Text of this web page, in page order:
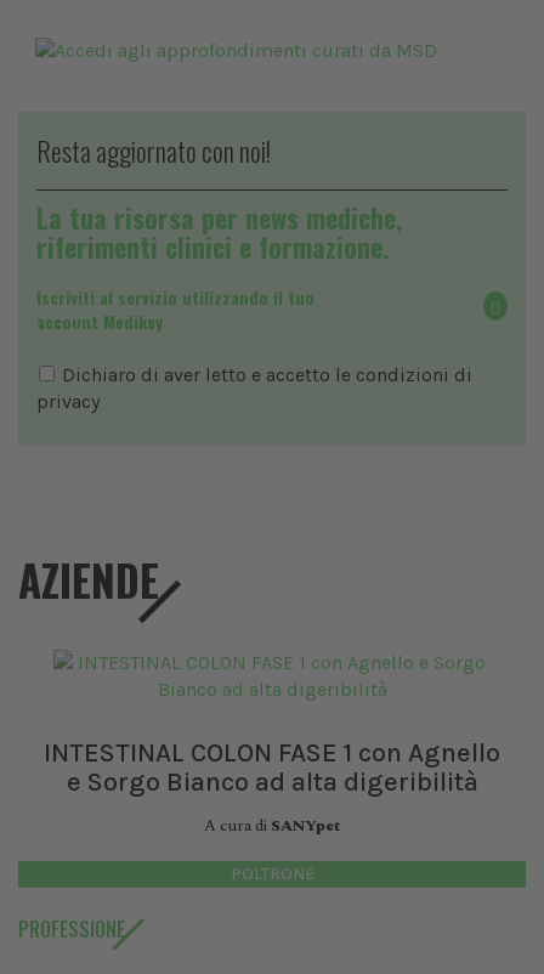
Resta aggiornato con noi!
La tua risorsa per news mediche,
riferimenti clinici e formazione.
Iscriviti al servizio utilizzando il tuo
account Medikey
Dichiaro di aver letto e accetto le condizioni di
privacy
AZIENDE
INTESTINAL COLON FASE 1 con Agnello
e Sorgo Bianco ad alta digeribilità
A cura di SANYpet
POLTRONE
PROFESSIONE